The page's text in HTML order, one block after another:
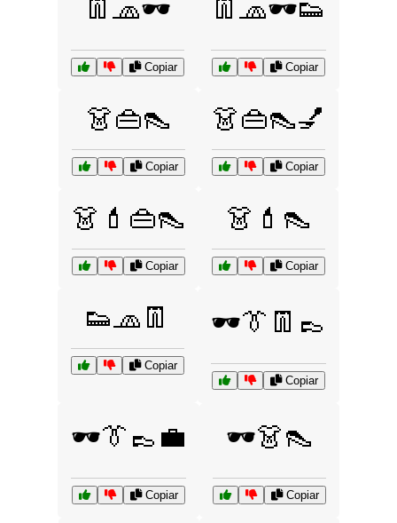
👖🧢🕶️
Copiar
👖🧢🕶️👟
Copiar
👗👜👠
Copiar
👗👜👠💅
Copiar
👗💄👜👠
Copiar
👗💄👠
Copiar
👟🧢👖
Copiar
🕶️👔👖👞
Copiar
🕶️👔👞💼
Copiar
🕶️👗👠
Copiar